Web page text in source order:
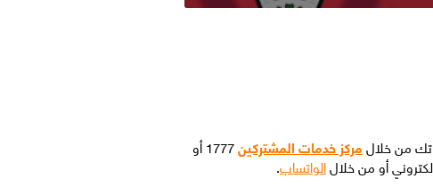
من خلالمركز خدمات المشتركين 1777 أو
الواتساب.